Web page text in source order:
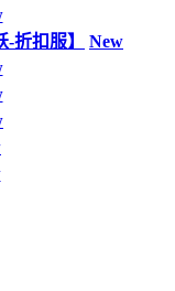
折扣服】
New